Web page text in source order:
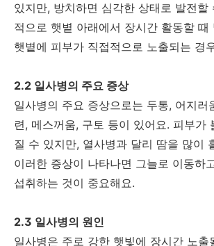
있지만, 방치하면 심각한 상태로 발전할
적으로 햇볕 아래에서 장시간 활동할 때
햇볕에 피부가 직접적으로 노출되는 경
2.2 일사병의 주요 증상
일사병의 주요 증상으로는 두통, 어지러
련, 메스꺼움, 구토 등이 있어요. 피부가
질 수 있지만, 열사병과 달리 땀을 많이
이러한 증상이 나타나면 그늘로 이동하
섭취하는 것이 중요해요.
2.3 일사병의 원인
일사병은 주로 강한 햇빛에 장시간 노출